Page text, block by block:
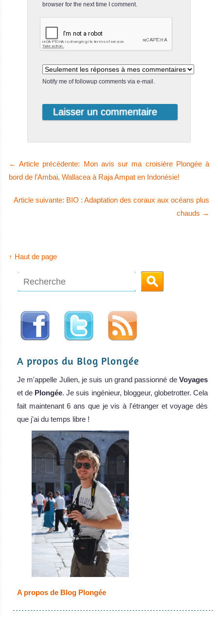
browser for the next time I comment.
Notify me of followup comments via e-mail.
← Article précédente: Mon avis sur ma croisière Plongée à
bord de l’Ambai, Wallacea à Raja Ampat en Indonésie!
Article suivante: BIO : Adaptation des coraux aux océans plus
chauds →
↑ Haut de page
A propos du Blog Plongée
Je m'appelle Julien, je suis un grand passionné de Voyages
et de Plongée. Je suis ingénieur, bloggeur, globetrotter. Cela
fait maintenant 6 ans que je vis à l'étranger et voyage dès
que j'ai du temps libre !
A propos de Blog Plongée